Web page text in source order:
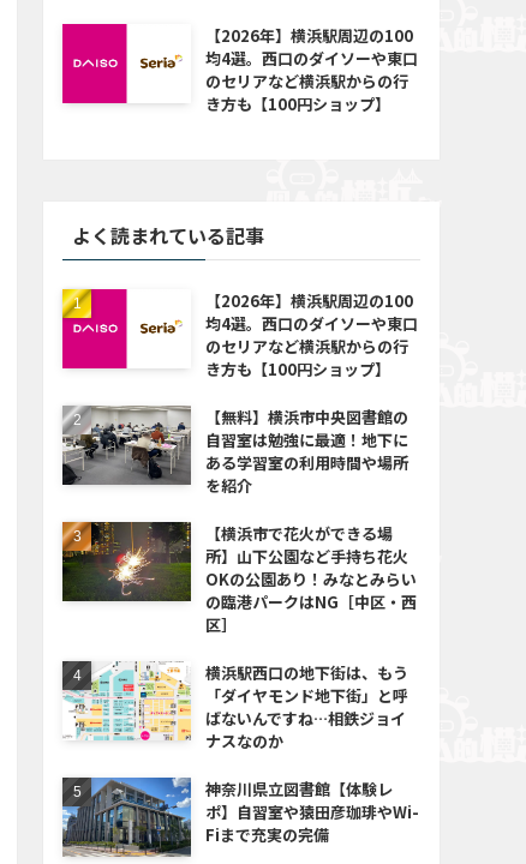
【2026年】横浜駅周辺の100
均4選。西口のダイソーや東口
のセリアなど横浜駅からの行
き方も【100円ショップ】
よく読まれている記事
【2026年】横浜駅周辺の100
均4選。西口のダイソーや東口
のセリアなど横浜駅からの行
き方も【100円ショップ】
【無料】横浜市中央図書館の
自習室は勉強に最適！地下に
ある学習室の利用時間や場所
を紹介
【横浜市で花火ができる場
所】山下公園など手持ち花火
OKの公園あり！みなとみらい
の臨港パークはNG［中区・西
区］
横浜駅西口の地下街は、もう
「ダイヤモンド地下街」と呼
ばないんですね…相鉄ジョイ
ナスなのか
神奈川県立図書館【体験レ
ポ】自習室や猿田彦珈琲やWi-
Fiまで充実の完備